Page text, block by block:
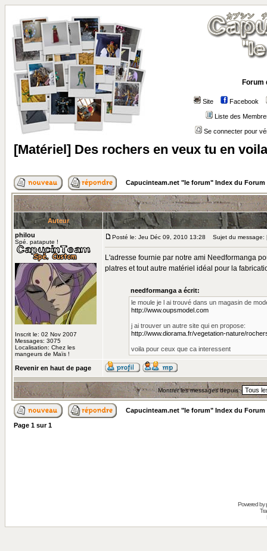
Forum
Site Facebook
Liste des
Se connecter pour
[Matériel] Des rochers en veux tu en voila
Capucinteam.net "le forum" Index du Forum
Auteur
philou
Spé. patapute !
Inscrit le: 02 Nov 2007
Messages: 3075
Localisation: Chez les
mangeurs de Maïs !
Posté le: Jeu Déc 09, 2010 13:28 Sujet du message:
L'adresse fournie par notre ami Needformanga
platres et tout autre matériel idéal pour la
needformanga a écrit:
le moule je l ai trouvé dans un magasin de
http://www.oupsmodel.com
j ai trouver un autre site qui en propose:
http://www.diorama.fr/vegetation-nature/
voila pour ceux que ca interessent
Revenir en haut de page
Montrer les messages depuis:
Capucinteam.net "le forum" Index du Forum
Page 1 sur1
Powered by